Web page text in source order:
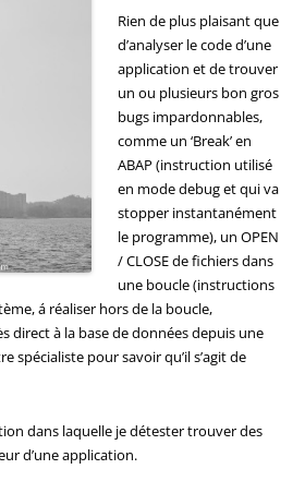
Rien de plus plaisant que
d’analyser le code d’une
application et de trouver
un ou plusieurs bon gros
bugs impardonnables,
comme un ‘Break’ en
ABAP (instruction utilisé
en mode debug et qui va
stopper instantanément
le programme), un OPEN
/ CLOSE de fichiers dans
une boucle (instructions
á réaliser hors de la boucle,
direct à la base de données depuis une
spécialiste pour savoir qu’il s’agit de
dans laquelle je détester trouver des
d’une application.